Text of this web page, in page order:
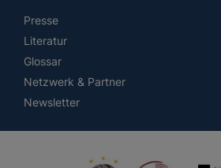
Presse
Literatur
Glossar
Netzwerk & Partner
Newsletter